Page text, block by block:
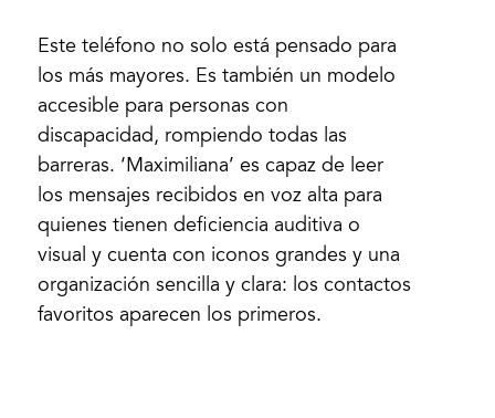
Este teléfono no solo está pensado para
los más mayores. Es también un modelo
accesible para personas con
discapacidad, rompiendo todas las
barreras. ‘Maximiliana’ es capaz de leer
los mensajes recibidos en voz alta para
quienes tienen deficiencia auditiva o
visual y cuenta con iconos grandes y una
organización sencilla y clara: los contactos
favoritos aparecen los primeros.